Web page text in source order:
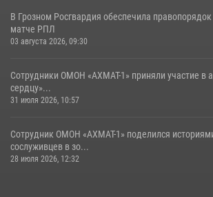
В Грозном Росгвардия обеспечила
матче РПЛ
03 августа 2026, 09:30
Сотрудники ОМОН «АХМАТ-1» приняли участие в
сердцу»...
31 июля 2026, 10:57
Сотрудник ОМОН «АХМАТ-1» поделился
сослуживцев в зо...
28 июля 2026, 12:32